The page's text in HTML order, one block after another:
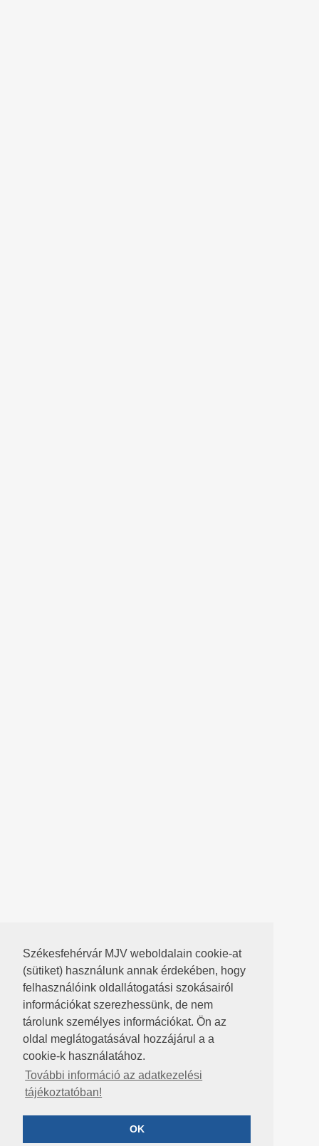
Székesfehérvár MJV weboldalain cookie-at
(sütiket) használunk annak érdekében, hogy
felhasználóink oldallátogatási szokásairól
információkat szerezhessünk, de nem
tárolunk személyes információkat. Ön az
oldal meglátogatásával hozzájárul a a
cookie-k használatához.
További információ az adatkezelési
tájékoztatóban!
OK